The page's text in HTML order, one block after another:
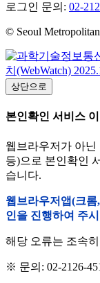
로그인 문의: 02-
© Seoul
상단으로
본인확인 서비스
웹브라우저가 아닌
등)으로 본인확인
습니다.
웹브라우저앱(크
인을 진행하여 주
해당 오류는 조속
※ 문의: 02-2126-